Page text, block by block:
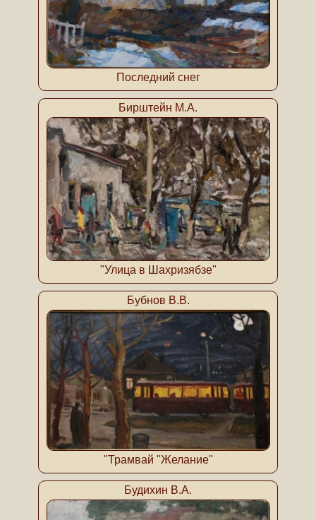
Последний снег
Бирштейн М.А.
"Улица в Шахризябзе"
Бубнов В.В.
"Трамвай "Желание"
Будихин В.А.